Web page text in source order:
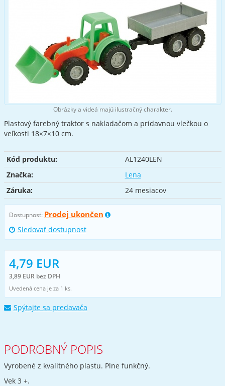
Obrázky a videá majú ilustračný charakter.
Plastový farebný traktor s nakladačom a prídavnou vlečkou o
veľkosti 18×7×10 cm.
Kód produktu:
AL1240LEN
Značka:
Lena
Záruka:
24 mesiacov
Dostupnosť: Prodej ukončen
Sledovať dostupnost
4,79 EUR
3,89 EUR bez DPH
Uvedená cena je za 1 ks.
Spýtajte sa predavača
PODROBNÝ POPIS
Vyrobené z kvalitného plastu. Plne funkčný.
Vek 3 +.